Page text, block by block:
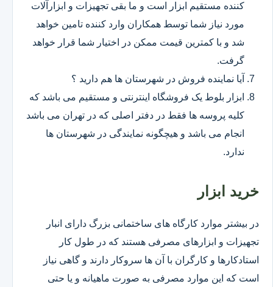
کننده مستقیم ابزار است و ما بقی تجهیزات و ابزارآلات
مورد نیاز شما توسط همکاران وارد کننده تامین خواهد
شد و با کمترین قیمت ممکن در اختیار شما قرار خواهد
گرفت.
آیا نماینده فروش در شهرستان ها هم دارید ؟
ابزار بلوط یک فروشگاه اینترنتی و مستقیم می باشد که
کلیه پروسه ها فقط در دفتر اصلی که در تهران می باشد
انجام می باشد و هیچگونه نمایندگی در شهرستان ها
ندارد.
خرید ابزار
در بیشتر موارد کارگاه های ساختمانی بزرگ دارای انبار
تجهیزات و ابزارهای مصرفی هستند که در طول کار
استادکارها و کارگران با آن ها سروکار دارند و گاهی نیاز
است که این موارد مصرفی به صورت ماهیانه و یا حتی